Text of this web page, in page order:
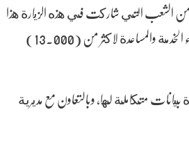
الشعب التي شاركت في هذه الزيارة هذا
العام هي شعبة التنسيق مع المواكب والهيئات والشعائر الحسينية، حيث تم إبداء الخدمة والمساعدة لاكثر من (13.000)
متكاملة لها، وبالتعاون مع مديرية